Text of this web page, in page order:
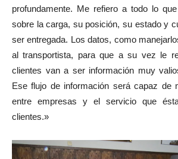
profundamente. Me refiero a todo lo
sobre la carga, su posición, su estado y
ser entregada. Los datos, como
al transportista, para que a su vez le
clientes van a ser información muy
Ese flujo de información será capaz de
entre empresas y el servicio que
clientes.»